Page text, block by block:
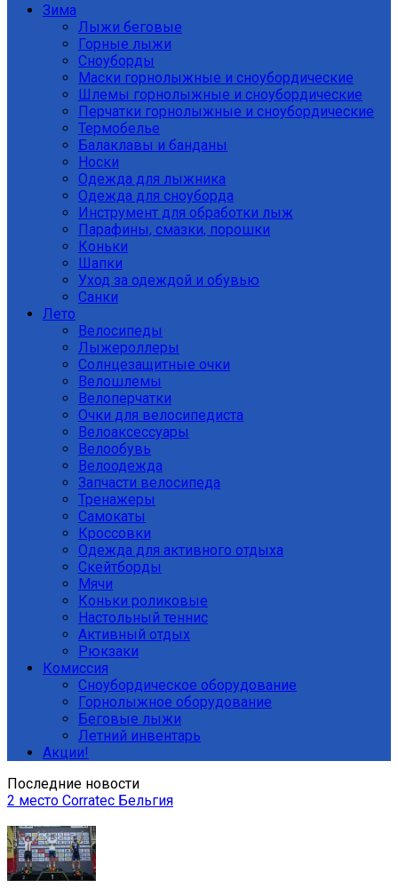
Зима
Лыжи беговые
Горные лыжи
Сноуборды
Маски горнолыжные и сноубордические
Шлемы горнолыжные и сноубордические
Перчатки горнолыжные и сноубордические
Термобелье
Балаклавы и банданы
Носки
Одежда для лыжника
Одежда для сноуборда
Инструмент для обработки лыж
Парафины, смазки, порошки
Коньки
Шапки
Уход за одеждой и обувью
Санки
Лето
Велосипеды
Лыжероллеры
Солнцезащитные очки
Велошлемы
Велоперчатки
Очки для велосипедиста
Велоаксессуары
Велообувь
Велоодежда
Запчасти велосипеда
Тренажеры
Самокаты
Кроссовки
Одежда для активного отдыха
Скейтборды
Мячи
Коньки роликовые
Настольный теннис
Активный отдых
Рюкзаки
Комиссия
Сноубордическое оборудование
Горнолыжное оборудование
Беговые лыжи
Летний инвентарь
Акции!
Последние новости
2 место Corratec Бельгия